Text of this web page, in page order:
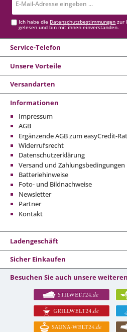
Mail-
Ich habe die Datenschutzbestimmungen zur
gelesen und bin mit ihnen einverstanden.
Service-Telefon
Unsere Vorteile
Versandarten
Informationen
Impressum
AGB
Ergänzende AGB zum easyCredit-
Widerrufsrecht
Datenschutzerklärung
Versand und Zahlungsbedingungen
Batteriehinweise
Foto- und Bildnachweise
Newsletter
Partner
Kontakt
Ladengeschäft
Sicher Einkaufen
Besuchen Sie auch unsere